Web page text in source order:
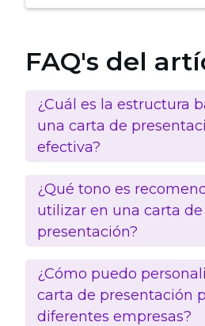
FAQ's del
¿Cuál es la estructura
una carta de
efectiva?
¿Qué tono es
utilizar en una carta de
presentación?
¿Cómo puedo
carta de presentación
diferentes empresas?